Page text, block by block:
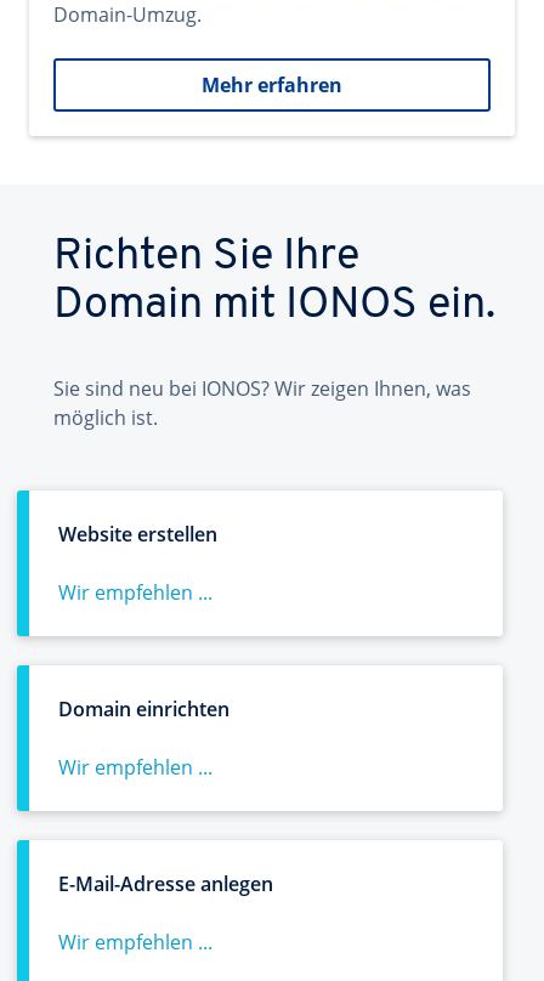
Domain-Umzug.
Mehr erfahren
Richten Sie Ihre
Domain mit IONOS ein.
Sie sind neu bei IONOS? Wir zeigen Ihnen, was
möglich ist.
Website erstellen
Wir empfehlen ...
Domain einrichten
Wir empfehlen ...
E-Mail-Adresse anlegen
Wir empfehlen ...